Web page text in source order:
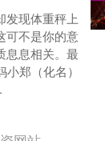
发现体重秤上
可不是你的意
息息相关。最
郑（化名）